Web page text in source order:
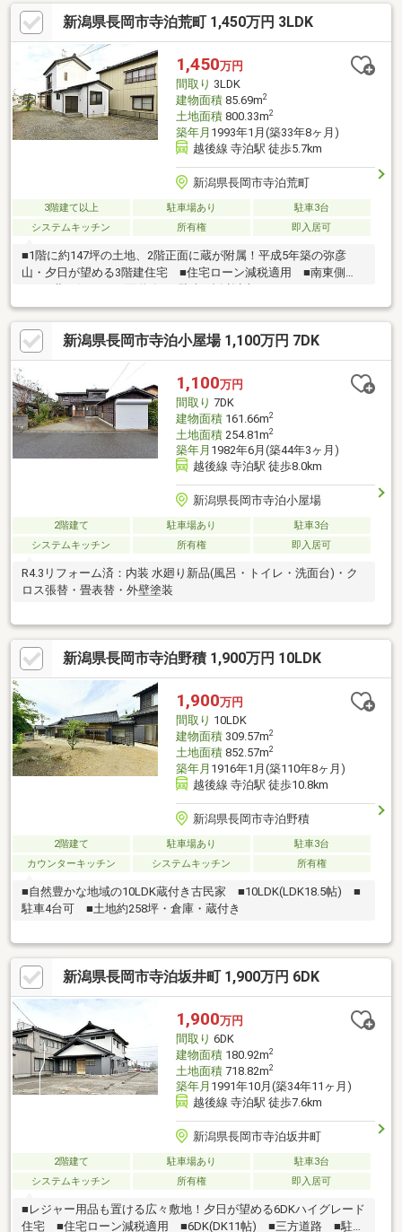
新潟県長岡市寺泊荒町 1,450万円 3LDK
1,450万円
間取り 3LDK
建物面積85.69m2
土地面積800.33m2
築年月 1993年1月(築33年8ヶ月)
越後線 寺泊駅 徒歩5.7km
新潟県長岡市寺泊荒町
3階建て以上 駐車場あり
駐車3台
システムキッチン
所有権 即入居可
■1階に約147坪の土地、2階正面に蔵が附属！平成5年築の弥彦
山・夕日が望める3階建住宅 ■住宅ローン減税適用 ■南東側
5.7m×北西側4.7m両面道路 ■駐車8台以以上可 ■R5.11 リフォー
ム済
新潟県長岡市寺泊小屋場 1,100万円 7DK
1,100万円
間取り 7DK
建物面積161.66m2
土地面積254.81m2
築年月 1982年6月(築44年3ヶ月)
越後線 寺泊駅 徒歩8.0km
新潟県長岡市寺泊小屋場
2階建て 駐車場あり
駐車3台
システムキッチン
所有権 即入居可
R4.3リフォーム済：内装 水廻り新品(風呂・トイレ・洗面台)・ク
ロス張替・畳表替・外壁塗装
新潟県長岡市寺泊野積 1,900万円 10LDK
1,900万円
間取り 10LDK
建物面積309.57m2
土地面積852.57m2
築年月 1916年1月(築110年8ヶ月)
越後線 寺泊駅 徒歩10.8km
新潟県長岡市寺泊野積
2階建て 駐車場あり
駐車3台
カウンターキッチン
システムキッチン 所有権
■自然豊かな地域の10LDK蔵付き古民家 ■10LDK(LDK18.5帖) ■
駐車4台可 ■土地約258坪・倉庫・蔵付き
新潟県長岡市寺泊坂井町 1,900万円 6DK
1,900万円
間取り 6DK
建物面積180.92m2
土地面積718.82m2
築年月 1991年10月(築34年11ヶ月)
越後線 寺泊駅 徒歩7.6km
新潟県長岡市寺泊坂井町
2階建て 駐車場あり
駐車3台
システムキッチン
所有権 即入居可
■レジャー用品も置ける広々敷地！夕日が望める6DKハイグレード
住宅 ■住宅ローン減税適用 ■6DK(DK11帖) ■三方道路 ■駐車